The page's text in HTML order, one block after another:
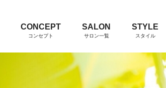
CONCEPT
コンセプト
SALON
サロン一覧
STYLE
スタイル